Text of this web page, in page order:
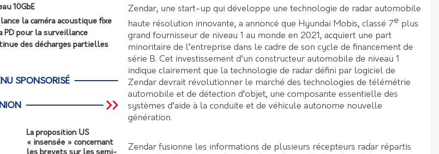
Zendar, une start-up qui développe une technologie de radar automobile
haute résolution innovante, a annoncé que Hyundai Mobis, classé 7e plus
grand fournisseur de niveau 1 au monde en 2021, acquiert une part
minoritaire de l’entreprise dans le cadre de son cycle de financement de
série B. Cet investissement d’un constructeur automobile de niveau 1
indique clairement que la technologie de radar défini par logiciel de
Zendar devrait révolutionner le marché des technologies de télémétrie
automobile et de détection d’objet, une composante essentielle des
systèmes d’aide à la conduite et de véhicule autonome nouvelle
génération.
Zendar fusionne les informations de plusieurs récepteurs radar répartis
10GbE
la caméra acoustique fixe
PD pour la surveillance
des décharges partielles
SPONSORISÉ
La proposition US
« insensée » concernant